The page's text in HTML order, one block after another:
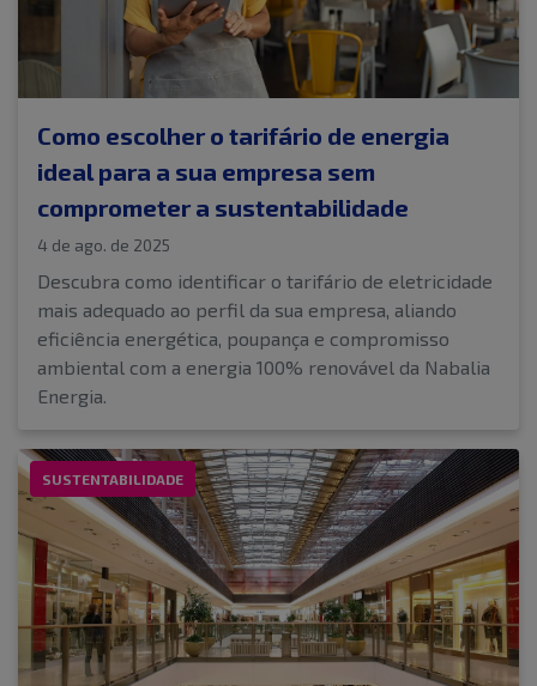
Como escolher o tarifário de energia
ideal para a sua empresa sem
comprometer a sustentabilidade
4 de ago. de 2025
Descubra como identificar o tarifário de eletricidade
mais adequado ao perfil da sua empresa, aliando
eficiência energética, poupança e compromisso
ambiental com a energia 100% renovável da Nabalia
Energia.
SUSTENTABILIDADE